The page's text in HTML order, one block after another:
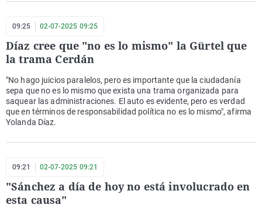
09:25 02-07-2025 09:25
Díaz cree que "no es lo mismo" la Gürtel que
la trama Cerdán
"No hago juicios paralelos, pero es importante que la ciudadanía
sepa que no es lo mismo que exista una trama organizada para
saquear las administraciones. El auto es evidente, pero es verdad
que en términos de responsabilidad política no es lo mismo", afirma
Yolanda Díaz.
09:21 02-07-2025 09:21
"Sánchez a día de hoy no está involucrado en
esta causa"